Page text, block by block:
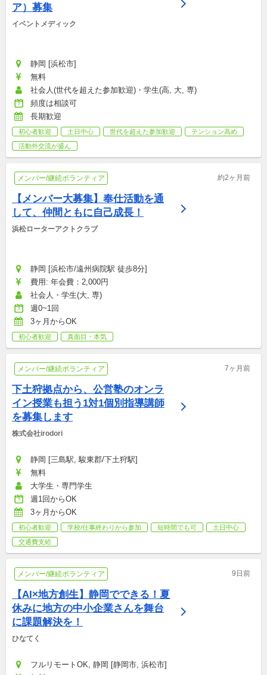
ア）募集
イベントメディック
静岡 [浜松市]
無料
社会人(世代を超えた参加歓迎)・学生(高, 大, 専)
頻度は相談可
長期歓迎
初心者歓迎 土日中心 世代を超えた参加歓迎
テンション高め
活動外交流が盛ん
メンバー/継続ボランティア 約2ヶ月前
【メンバー大募集】奉仕活動を通
して、仲間ともに自己成長！
浜松ローターアクトクラブ
静岡 [浜松市/遠州病院駅 徒歩8分]
費用: 年会費：2,000円
社会人・学生(大, 専)
週0~1回
3ヶ月からOK
初心者歓迎 真面目・本気
メンバー/継続ボランティア 7ヶ月前
下土狩拠点から、公営塾のオンラ
イン授業も担う1対1個別指導講師
を募集します
株式会社irodori
静岡 [三島駅, 駿東郡/下土狩駅]
無料
大学生・専門学生
週1回からOK
3ヶ月からOK
初心者歓迎 学校/仕事終わりから参加 短時間でも可
土日中心
交通費支給
メンバー/継続ボランティア 9日前
【AI×地方創生】静岡でできる！夏
休みに地方の中小企業さんを舞台
に課題解決を！
ひなてく
フルリモートOK, 静岡 [静岡市, 浜松市]